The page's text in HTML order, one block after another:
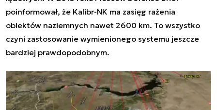
poinformował, że Kalibr-NK ma zasięg rażenia
obiektów naziemnych nawet 2600 km. To wszystko
czyni zastosowanie wymienionego systemu jeszcze
bardziej prawdopodobnym.